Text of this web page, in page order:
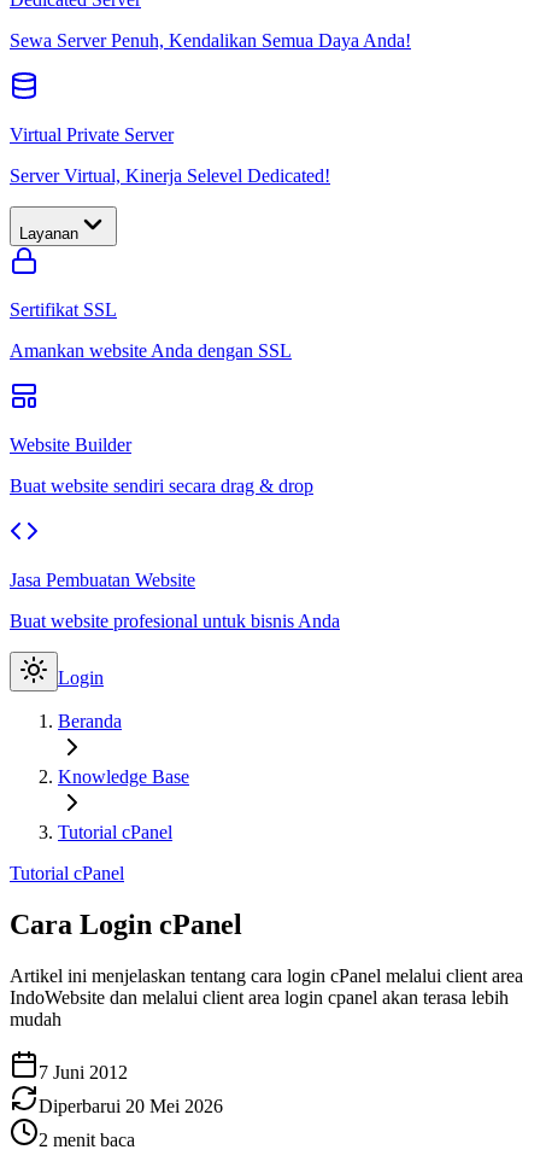
Sewa Server Penuh, Kendalikan Semua Daya Anda!
Virtual Private Server
Server Virtual, Kinerja Selevel Dedicated!
Layanan
Sertifikat SSL
Amankan website Anda dengan SSL
Website Builder
Buat website sendiri secara drag & drop
Jasa Pembuatan Website
Buat website profesional untuk bisnis Anda
Login
Beranda
Knowledge Base
Tutorial cPanel
Tutorial cPanel
Cara Login cPanel
Artikel ini menjelaskan tentang cara login cPanel melalui client area
IndoWebsite dan melalui client area login cpanel akan terasa lebih
mudah
7 Juni 2012
Diperbarui 20 Mei 2026
2 menit baca